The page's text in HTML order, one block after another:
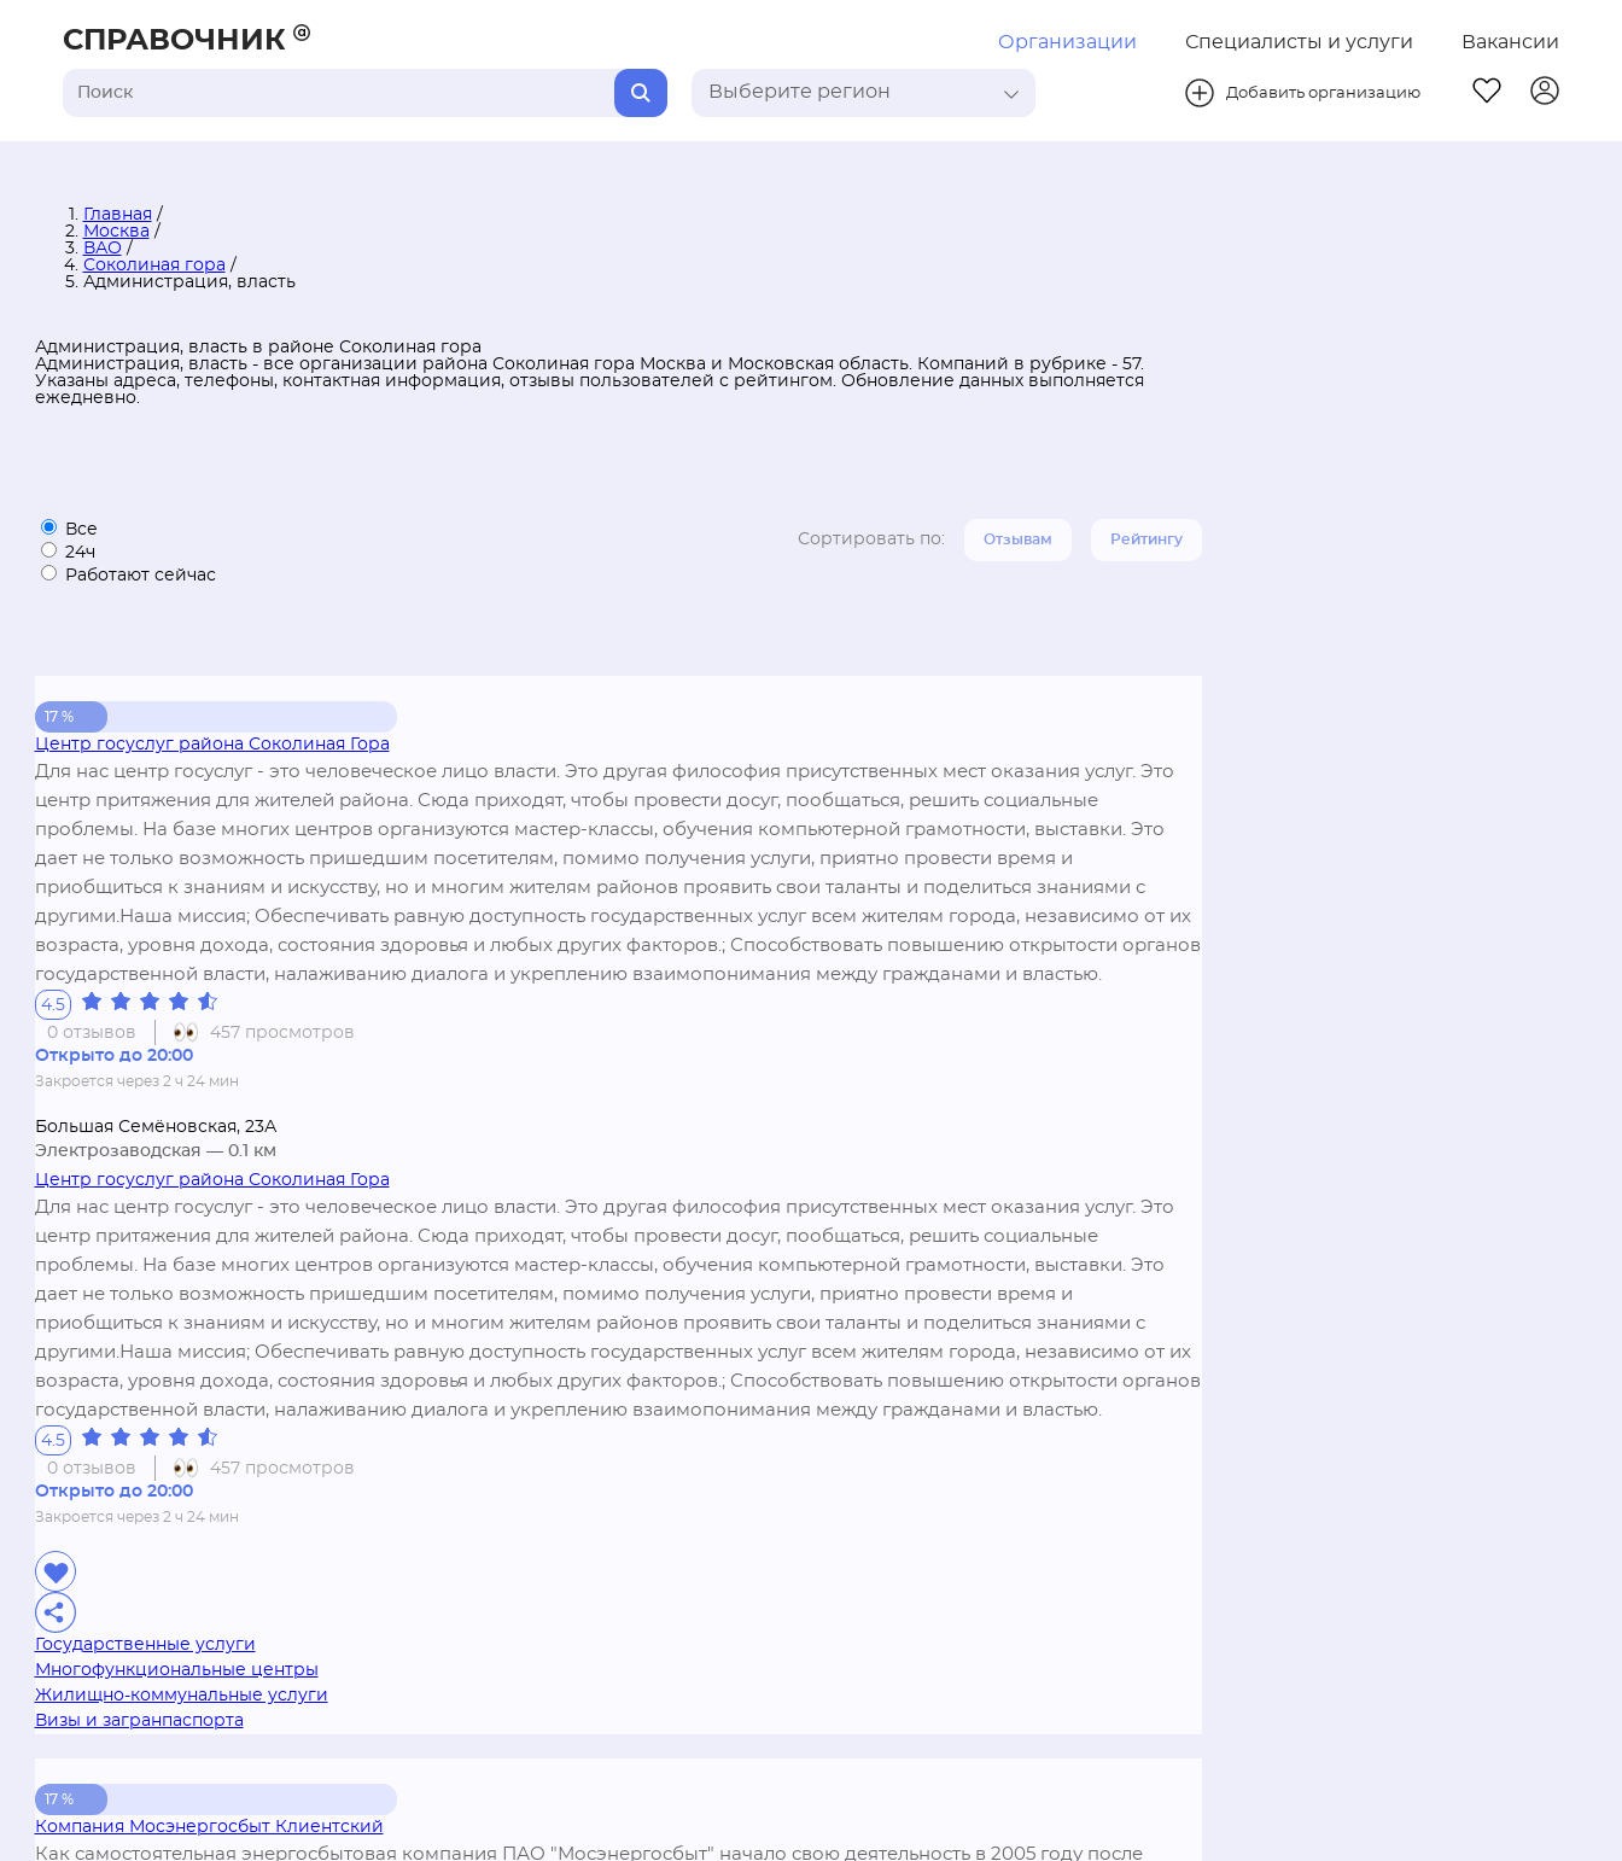
СПРАВОЧНИК Организации Специалисты и услуги Вакансии
Выберите регион Добавить организацию
Главная /
Москва /
ВАО /
Соколиная гора /
Администрация, власть
Администрация, власть в районе Соколиная гора
Администрация, власть - все организации района Соколиная гора Москва и Московская область. Компаний в рубрике - 57.
Указаны адреса, телефоны, контактная информация, отзывы пользователей с рейтингом. Обновление данных выполняется
ежедневно.
Все
24ч
Работают сейчас
Сортировать по: Отзывам Рейтингу
17 %
Центр госуслуг района Соколиная Гора
Для нас центр госуслуг - это человеческое лицо власти. Это другая философия присутственных мест оказания услуг. Это
центр притяжения для жителей района. Сюда приходят, чтобы провести досуг, пообщаться, решить социальные
проблемы. На базе многих центров организуются мастер-классы, обучения компьютерной грамотности, выставки. Это
дает не только возможность пришедшим посетителям, помимо получения услуги, приятно провести время и
приобщиться к знаниям и искусству, но и многим жителям районов проявить свои таланты и поделиться знаниями с
другими.Наша миссия; Обеспечивать равную доступность государственных услуг всем жителям города, независимо от их
возраста, уровня дохода, состояния здоровья и любых других факторов.; Способствовать повышению открытости органов
государственной власти, налаживанию диалога и укреплению взаимопонимания между гражданами и властью.
4.5
0 отзывов
457 просмотров
Открыто до 20:00
Закроется через 2 ч 24 мин
Большая Семёновская, 23А
Электрозаводская — 0.1 км
Центр госуслуг района Соколиная Гора
Для нас центр госуслуг - это человеческое лицо власти. Это другая философия присутственных мест оказания услуг. Это
центр притяжения для жителей района. Сюда приходят, чтобы провести досуг, пообщаться, решить социальные
проблемы. На базе многих центров организуются мастер-классы, обучения компьютерной грамотности, выставки. Это
дает не только возможность пришедшим посетителям, помимо получения услуги, приятно провести время и
приобщиться к знаниям и искусству, но и многим жителям районов проявить свои таланты и поделиться знаниями с
другими.Наша миссия; Обеспечивать равную доступность государственных услуг всем жителям города, независимо от их
возраста, уровня дохода, состояния здоровья и любых других факторов.; Способствовать повышению открытости органов
государственной власти, налаживанию диалога и укреплению взаимопонимания между гражданами и властью.
4.5
0 отзывов
457 просмотров
Открыто до 20:00
Закроется через 2 ч 24 мин
Государственные услуги
Многофункциональные центры
Жилищно-коммунальные услуги
Визы и загранпаспорта
17 %
Компания Мосэнергосбыт Клиентский
Как самостоятельная энергосбытовая компания ПАО "Мосэнергосбыт" начало свою деятельность в 2005 году после